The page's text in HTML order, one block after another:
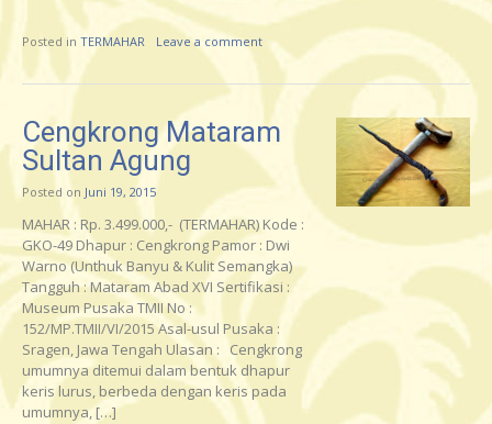
Posted in TERMAHAR Leave a comment
Cengkrong Mataram
Sultan Agung
Posted on Juni 19, 2015
MAHAR : Rp. 3.499.000,- (TERMAHAR) Kode :
GKO-49 Dhapur : Cengkrong Pamor : Dwi
Warno (Unthuk Banyu & Kulit Semangka)
Tangguh : Mataram Abad XVI Sertifikasi :
Museum Pusaka TMII No :
152/MP.TMII/VI/2015 Asal-usul Pusaka :
Sragen, Jawa Tengah Ulasan : Cengkrong
umumnya ditemui dalam bentuk dhapur
keris lurus, berbeda dengan keris pada
umumnya, […]